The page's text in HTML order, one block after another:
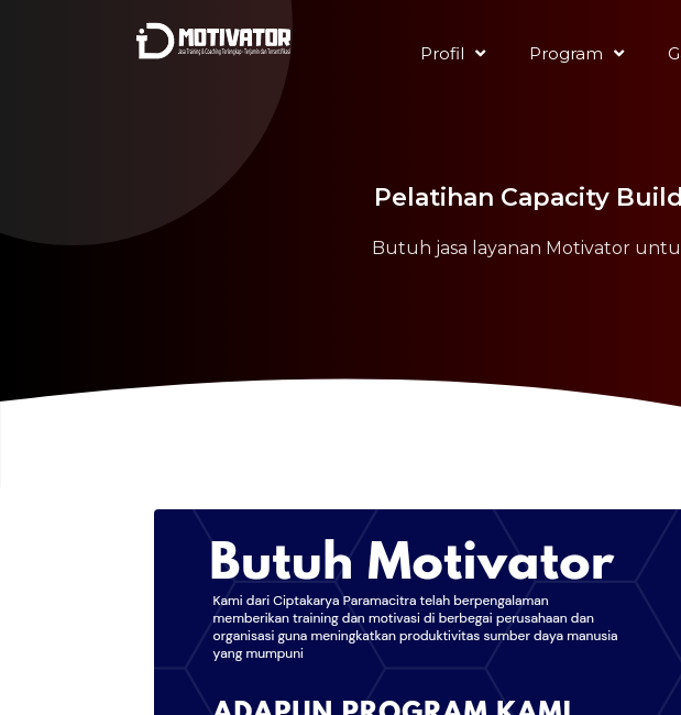
Profil Program
Pelatihan Capacity
Butuh jasa layanan Motivator